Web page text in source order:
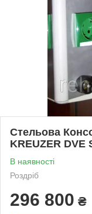
Стельова
KREUZER DVE
В наявності
Роздріб
296 800 ₴